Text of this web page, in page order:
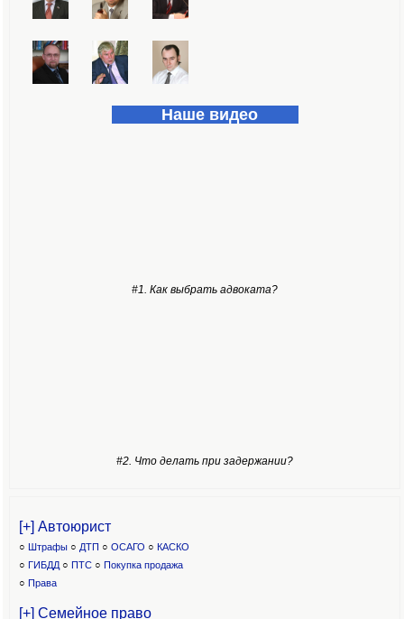
Наше видео
#1. Как выбрать адвоката?
#2. Что делать при задержании?
[+] Автоюрист
○ Штрафы ○ ДТП ○ ОСАГО ○ КАСКО
○ ГИБДД ○ ПТС ○ Покупка продажа
○ Права
[+] Семейное право